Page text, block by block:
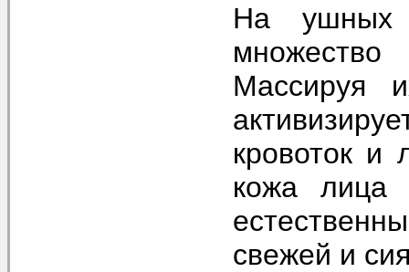
На ушных
Массируя
кровоток и
кожа лица
свежей и